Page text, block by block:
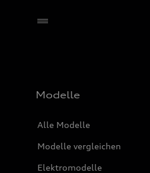
Modelle
Alle Modelle
Modelle vergleichen
Elektromodelle